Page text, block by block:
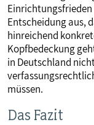
Entscheidung aus,
hinreichend
Kopfbedeckung
in Deutschland
müssen.
Das Fazit